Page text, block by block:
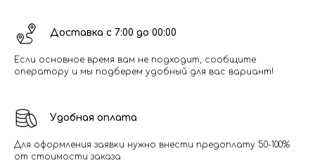
Доставка с 7:00 до 00:00
Если основное время вам не подходит, сообщите
оператору и мы подберем удобный для вас вариант!
Удобная оплата
Для оформления заявки нужно внести предоплату 50-100%
от стоимости заказа